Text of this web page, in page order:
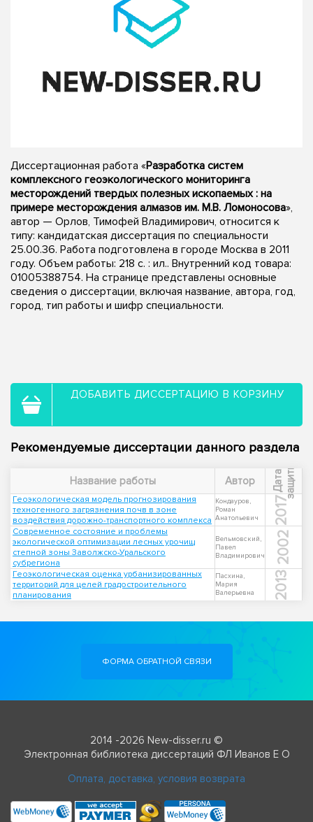
Диссертационная работа «Разработка систем
комплексного геоэкологического мониторинга
месторождений твердых полезных ископаемых : на
примере месторождения алмазов им. М.В. Ломоносова»,
автор — Орлов, Тимофей Владимирович, относится к
типу: кандидатская диссертация по специальности
25.00.36. Работа подготовлена в городе Москва в 2011
году. Объем работы: 218 с. : ил.. Внутренний код товара:
01005388754. На странице представлены основные
сведения о диссертации, включая название, автора, год,
город, тип работы и шифр специальности.
ДОБАВИТЬ ДИССЕРТАЦИЮ В КОРЗИНУ
Рекомендуемые диссертации данного раздела
Название работы Автор Д
а
т
а
з
а
щ
и
т ы
Геоэкологическая модель прогнозирования
техногенного загрязнения почв в зоне
воздействия дорожно-транспортного комплекса
Кондауров,
Роман
Анатольевич
2017
Современное состояние и проблемы
экологической оптимизации лесных урочищ
степной зоны Заволжско-Уральского
субрегиона
Вельмовский,
Павел
Владимирович
2002
Геоэкологическая оценка урбанизированных
территорий для целей градостроительного
планирования
Пасхина,
Мария
Валерьевна
2013
ФОРМА ОБРАТНОЙ СВЯЗИ
2014 -2026 New-disser.ru ©
Электронная библиотека диссертаций ФЛ Иванов Е О
Оплата, доставка, условия возврата